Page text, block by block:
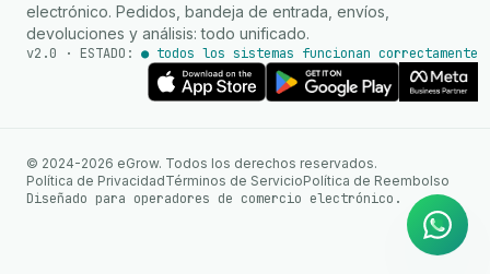
electrónico. Pedidos, bandeja de entrada, envíos,
devoluciones y análisis: todo unificado.
v2.0 · ESTADO: ● todos los sistemas funcionan correctamente
© 2024-2026 eGrow. Todos los derechos reservados.
Política de PrivacidadTérminos de ServicioPolítica de Reembolso
Diseñado para operadores de comercio electrónico.
WhatsApp